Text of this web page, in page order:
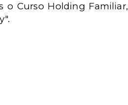
o Curso Holding Familiar,